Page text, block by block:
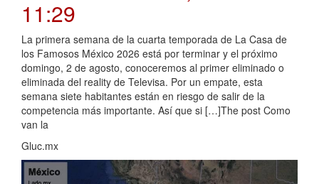
11:29
La primera semana de la cuarta temporada de La Casa de
los Famosos México 2026 está por terminar y el próximo
domingo, 2 de agosto, conoceremos al primer eliminado o
eliminada del reality de Televisa. Por un empate, esta
semana siete habitantes están en riesgo de salir de la
competencia más importante. Así que si […]The post Como
van la
Gluc.mx